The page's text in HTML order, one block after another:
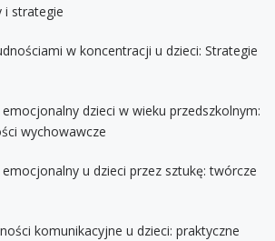
strategie
w koncentracji u dzieci: Strategie
dzieci w wieku przedszkolnym:
wychowawcze
u dzieci przez sztukę: twórcze
komunikacyjne u dzieci: praktyczne